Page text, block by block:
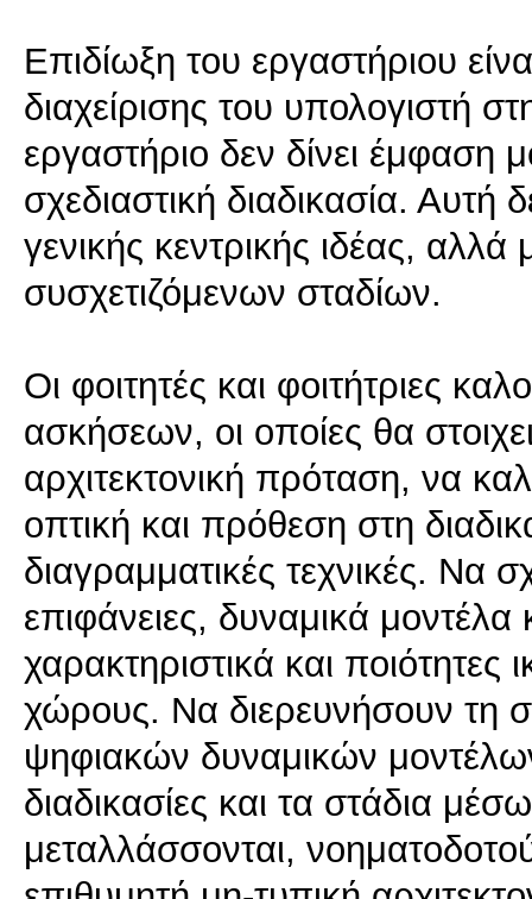
Επιδίωξη του εργαστήριου
διαχείρισης του υπολογιστή
εργαστήριο δεν δίνει έμφαση
σχεδιαστική διαδικασία.
γενικής κεντρικής ιδέας,
συσχετιζόμενων σταδίων.
Οι φοιτητές και φοιτήτριες
ασκήσεων, οι οποίες θα
αρχιτεκτονική πρόταση, να
οπτική και πρόθεση στη
διαγραμματικές τεχνικές. Να
επιφάνειες, δυναμικά
χαρακτηριστικά και ποιότητες
χώρους. Να διερευνήσουν τη
ψηφιακών δυναμικών
διαδικασίες και τα στάδια
μεταλλάσσονται,